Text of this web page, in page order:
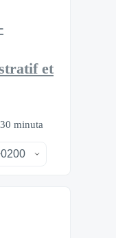
et
minuta